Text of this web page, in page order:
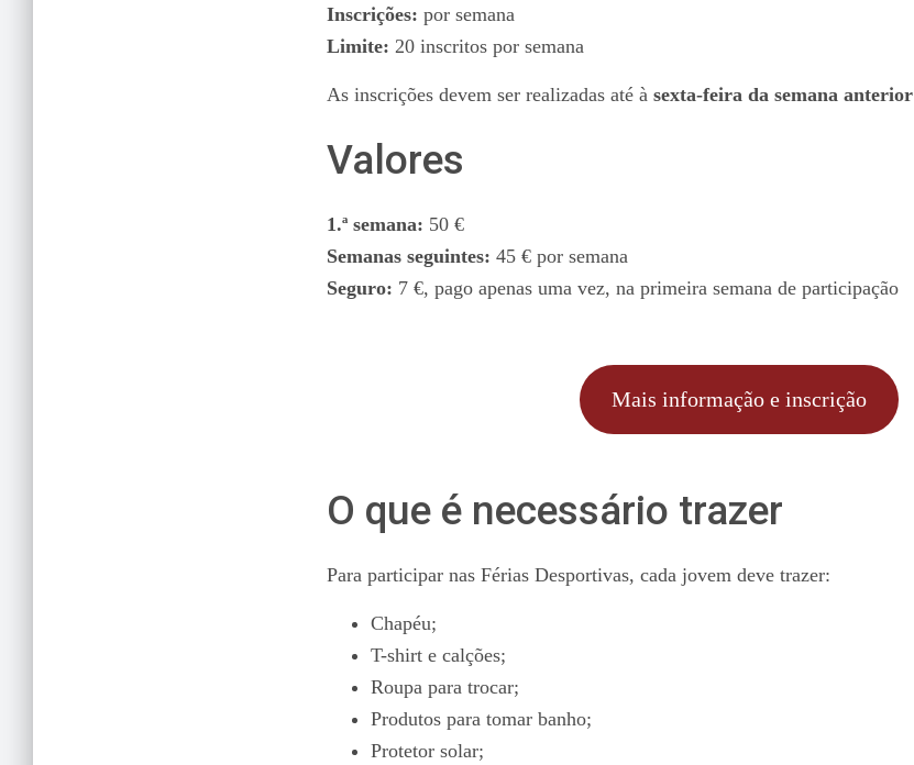
Inscrições: por semana
Limite: 20 inscritos por semana
As inscrições devem ser realizadas até à sexta-feira da semana anterior
Valores
1.ª semana: 50 €
Semanas seguintes: 45 € por semana
Seguro: 7 €, pago apenas uma vez, na primeira semana de participação
Mais informação e inscrição
O que é necessário trazer
Para participar nas Férias Desportivas, cada jovem deve trazer:
Chapéu;
T-shirt e calções;
Roupa para trocar;
Produtos para tomar banho;
Protetor solar;